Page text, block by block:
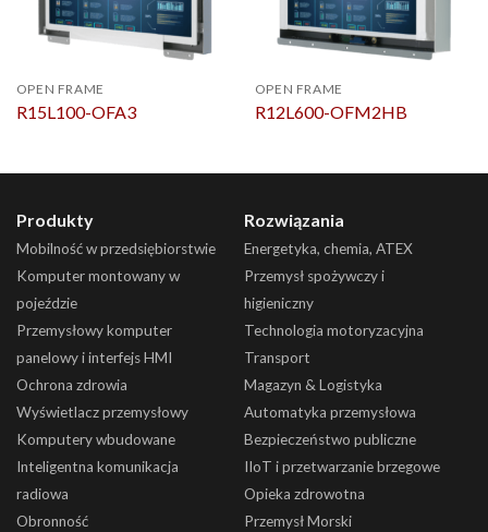
OPEN FRAME
R15L100-OFA3
OPEN FRAME
R12L600-OFM2HB
Produkty
Mobilność w przedsiębiorstwie
Komputer montowany w
pojeździe
Przemysłowy komputer
panelowy i interfejs HMI
Ochrona zdrowia
Wyświetlacz przemysłowy
Komputery wbudowane
Inteligentna komunikacja
radiowa
Obronność
Rozwiązania
Energetyka, chemia, ATEX
Przemysł spożywczy i
higieniczny
Technologia motoryzacyjna
Transport
Magazyn & Logistyka
Automatyka przemysłowa
Bezpieczeństwo publiczne
IIoT i przetwarzanie brzegowe
Opieka zdrowotna
Przemysł Morski